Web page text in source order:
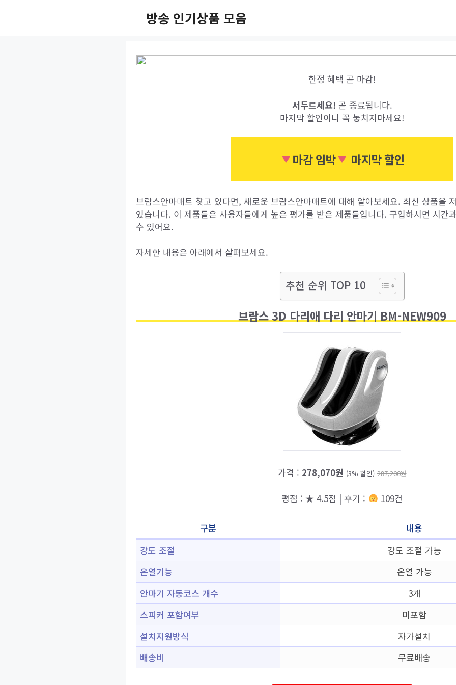
방송 인기상품 모음
한정 혜택 곧 마감!
서두르세요! 곧 종료됩니다.
마지막 할인이니 꼭 놓치지마세요!
마감 임박 마지막 할인
브람스안마매트 찾고 있다면, 새로운 브람스안마매트에 대해 알아보세요. 최신 상품을
있습니다. 이 제품들은 사용자들에게 높은 평가를 받은 제품들입니다. 구입하시면 시간
수 있어요.
자세한 내용은 아래에서 살펴보세요.
추천 순위 TOP 10
브람스 3D 다리애 다리 안마기 BM-NEW909
가격 : 278,070원 (3% 할인) 287,200원
평점 : ★ 4.5점 | 후기 : 109건
구분
내용
강도 조절
강도 조절 가능
온열기능
온열 가능
안마기 자동코스 개수
3개
스피커 포함여부
미포함
설치지원방식
자가설치
배송비
무료배송